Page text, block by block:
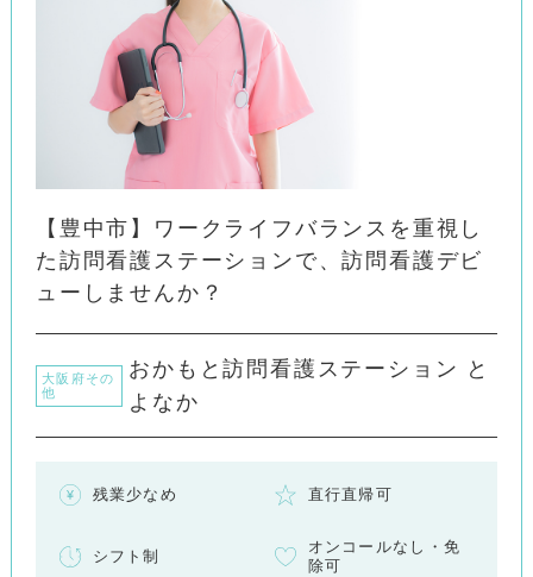
【豊中市】ワークライフバランスを重視し
た訪問看護ステーションで、訪問看護デビ
ューしませんか？
大阪府その
他
おかもと訪問看護ステーション と
よなか
残業少なめ 直行直帰可
シフト制
オンコールなし・免
除可